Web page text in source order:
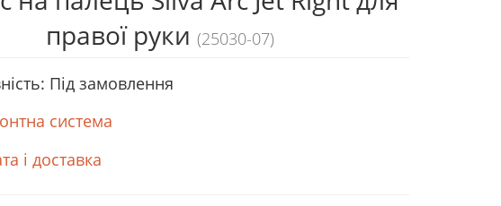
правої руки (25030-07)
Пiд замовлення
система
і доставка